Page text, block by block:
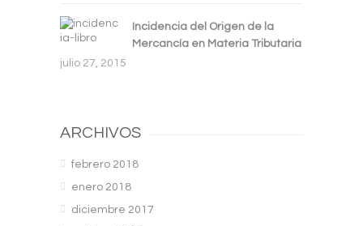
Incidencia del Origen de la
Mercancía en Materia Tributaria
julio 27, 2015
ARCHIVOS
febrero 2018
enero 2018
diciembre 2017